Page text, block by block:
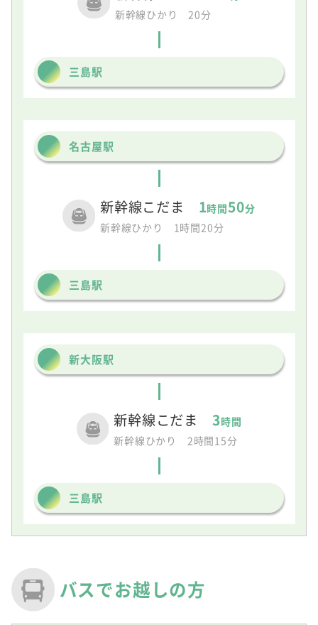
新幹線ひかり 20分
三島駅
名古屋駅
新幹線こだま 1時間50分
新幹線ひかり 1時間20分
三島駅
新大阪駅
新幹線こだま 3時間
新幹線ひかり 2時間15分
三島駅
バスでお越しの方